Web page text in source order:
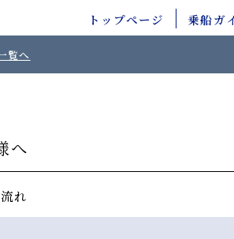
トップページ 乗船ガ
覧へ
へ
れ